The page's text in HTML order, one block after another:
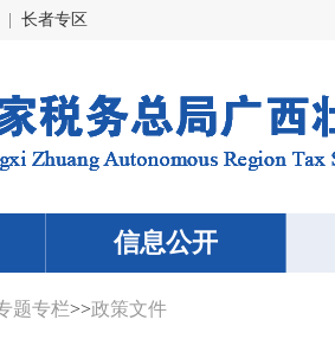
长者专区
信息公开
题专栏>>政策文件